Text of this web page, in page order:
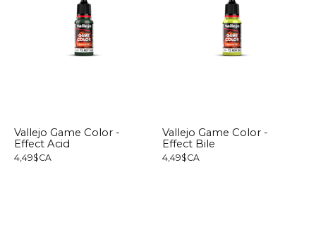
Vallejo Game Color -
Effect Acid
4,49$CA
Vallejo Game Color -
Effect Bile
4,49$CA